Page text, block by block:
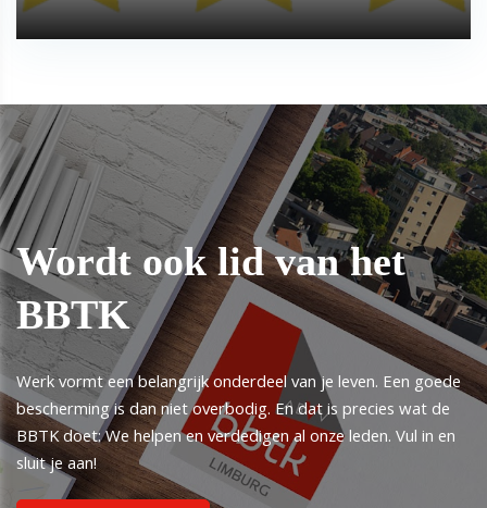
Wordt ook lid van het
BBTK
Werk vormt een belangrijk onderdeel van je leven. Een goede
bescherming is dan niet overbodig. En dat is precies wat de
BBTK doet: We helpen en verdedigen al onze leden. Vul in en
sluit je aan!